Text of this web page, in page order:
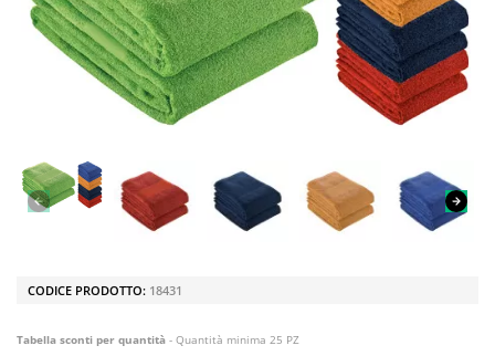
CODICE PRODOTTO: 18431
Tabella sconti per quantità - Quantità minima 25 PZ